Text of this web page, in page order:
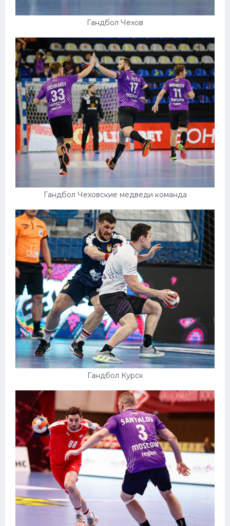
Гандбол Чехов
Гандбол Чеховские медведи команда
Гандбол Курск